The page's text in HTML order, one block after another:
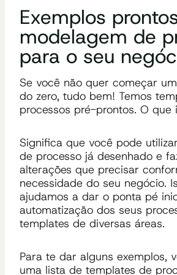
Exemplos
modelagem de
para o seu
Se você não quer começar
do zero, tudo bem! Temos
processos pré-prontos. O que
Significa que você pode
de processo já desenhado e
alterações que precisar
necessidade do seu negócio.
ajudamos a dar o ponta pé
automatização dos seus
templates de diversas áreas.
Para te dar alguns exemplos,
uma lista de templates de